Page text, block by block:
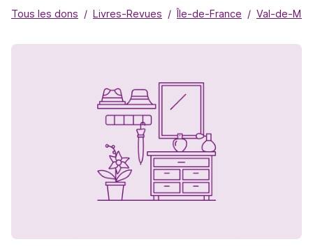
Tous les dons Livres-Revues Île-de-France Val-de-